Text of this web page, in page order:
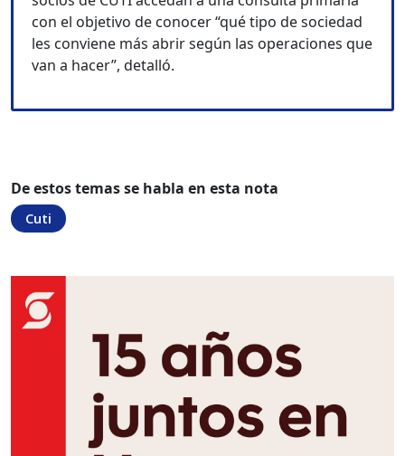
con el objetivo de conocer “qué tipo de sociedad
les conviene más abrir según las operaciones que
van a hacer”, detalló.
De estos temas se habla en esta nota
Cuti